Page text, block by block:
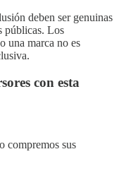
deben ser genuinas
públicas. Los
una marca no es
con esta
compremos sus